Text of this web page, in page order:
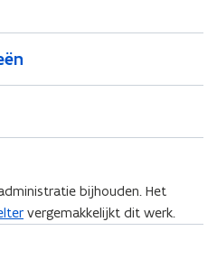
bijhouden. Het
vergemakkelijkt dit werk.